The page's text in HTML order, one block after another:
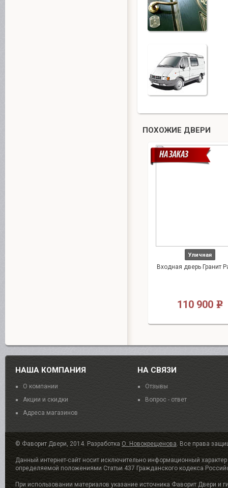
ПОХОЖИЕ ДВЕРИ
Уличная
Входная дверь Гранит
110 900 e
НАША КОМПАНИЯ
О компании
Акции и скидки
Адреса магазинов
НА СВЯЗИ
Отзывы
Вопрос - ответ
© Фаворит Двери, 2014. Разработка О. Новокрещенова. Все права
Данный интернет-сайт носит исключительно информационный
определяемой положениями Статьи 437 Гражданского кодекса
При использовании материалов указание источника Фаворит Двери